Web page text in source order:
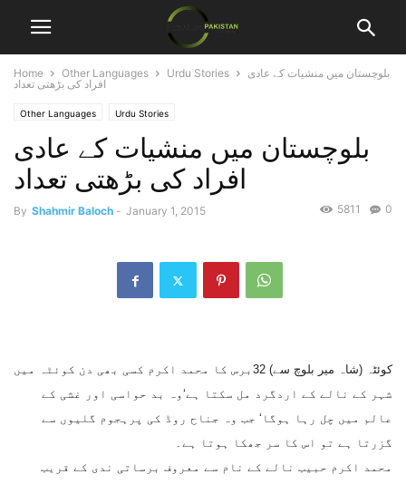
Home Other Languages Urdu Stories
بلوچستان میں منشیات کے عادی
افراد کی بڑھتی تعداد
Other Languages Urdu Stories
بلوچستان میں منشیات کے عادی
افراد کی بڑھتی تعداد
By Shahmir Baloch - January 1, 2015 0
5811
کوئٹہ (شاہ میر بلوچ سے) 32برس کا محمد اکرم کسی بھی دن کوئٹہ میں
شہر کے نالے کے اردگرد مل سکتا ہے‘وہ بد حواسی اور غشی کے
عالم میں چل رہا ہوگا‘ جب وہ جناح روڈ کی پرہجوم گلیوں سے
گزرتا ہے تو اس کا سر جھکا ہوتا ہے۔
محمد اکرم حبیب نالے کے نام سے معروف برساتی ندی کے قریب